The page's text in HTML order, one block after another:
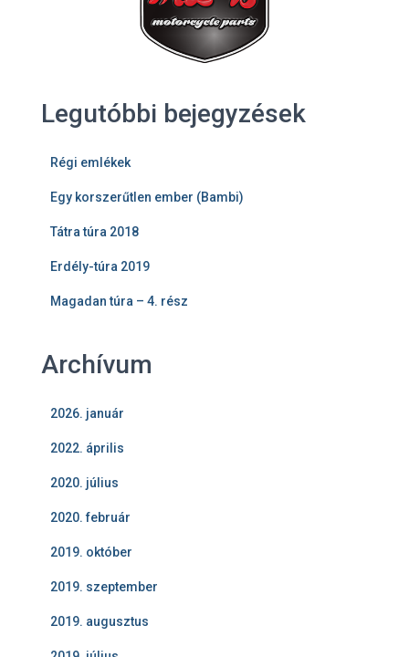
Legutóbbi bejegyzések
Régi emlékek
Egy korszerűtlen ember (Bambi)
Tátra túra 2018
Erdély-túra 2019
Magadan túra – 4. rész
Archívum
2026. január
2022. április
2020. július
2020. február
2019. október
2019. szeptember
2019. augusztus